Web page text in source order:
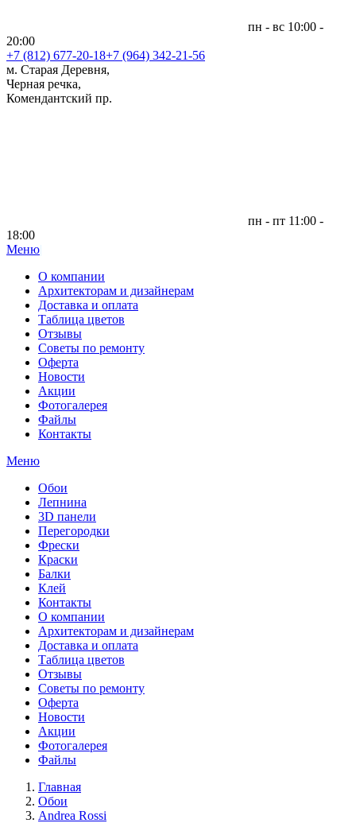
пн - вс 10:00 -
20:00
+7 (812) 677-20-18+7 (964) 342-21-56
м. Старая Деревня,
Черная речка,
Комендантский пр.
пн - пт 11:00 -
18:00
Меню|
О компании
Архитекторам и дизайнерам
Доставка и оплата
Таблица цветов
Отзывы
Советы по ремонту
Оферта
Новости
Акции
Фотогалерея
Файлы
Контакты
Меню
Обои
Лепнина
3D панели
Перегородки
Фрески
Краски
Балки
Клей
Контакты
О компании
Архитекторам и дизайнерам
Доставка и оплата
Таблица цветов
Отзывы
Советы по ремонту
Оферта
Новости
Акции
Фотогалерея
Файлы
Главная
Обои
Andrea Rossi